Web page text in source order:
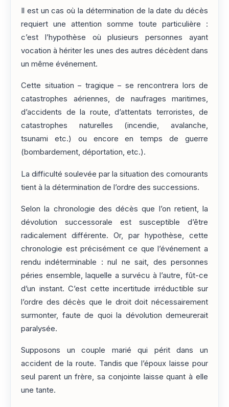
Il est un cas où la détermination de la date du décès
requiert une attention somme toute particulière :
c’est l’hypothèse où plusieurs personnes ayant
vocation à hériter les unes des autres décèdent dans
un même événement.
Cette situation – tragique – se rencontrera lors de
catastrophes aériennes, de naufrages maritimes,
d’accidents de la route, d’attentats terroristes, de
catastrophes naturelles (incendie, avalanche,
tsunami etc.) ou encore en temps de guerre
(bombardement, déportation, etc.).
La difficulté soulevée par la situation des comourants
tient à la détermination de l’ordre des successions.
Selon la chronologie des décès que l’on retient, la
dévolution successorale est susceptible d’être
radicalement différente. Or, par hypothèse, cette
chronologie est précisément ce que l’événement a
rendu indéterminable : nul ne sait, des personnes
péries ensemble, laquelle a survécu à l’autre, fût-ce
d’un instant. C’est cette incertitude irréductible sur
l’ordre des décès que le droit doit nécessairement
surmonter, faute de quoi la dévolution demeurerait
paralysée.
Supposons un couple marié qui périt dans un
accident de la route. Tandis que l’époux laisse pour
seul parent un frère, sa conjointe laisse quant à elle
une tante.